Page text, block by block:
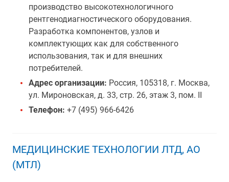
производство высокотехнологичного
рентгенодиагностического оборудования.
Разработка компонентов, узлов и
комплектующих как для собственного
использования, так и для внешних
потребителей.
Адрес организации: Россия, 105318, г. Москва,
ул. Мироновская, д. 33, стр. 26, этаж 3, пом. II
Телефон: +7 (495) 966-6426
МЕДИЦИНСКИЕ ТЕХНОЛОГИИ ЛТД, АО
(МТЛ)